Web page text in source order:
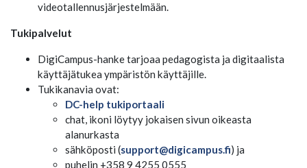
videotallennusjärjestelmään.
Tukipalvelut
DigiCampus-hanke tarjoaa pedagogista ja digitaalista
käyttäjätukea ympäristön käyttäjille.
Tukikanavia ovat:
DC-help tukiportaali
chat, ikoni löytyy jokaisen sivun oikeasta
alanurkasta
sähköposti (support@digicampus.fi) ja
puhelin +358 9 4255 0555